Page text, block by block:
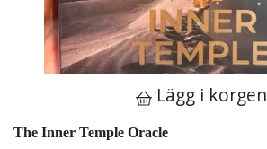
Lägg i korgen
The Inner Temple Oracle